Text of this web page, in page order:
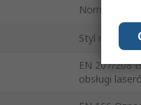
Normy/
Styl ramki
EN 207/208
obsługi